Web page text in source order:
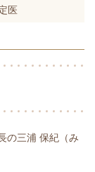
医
の三浦 保紀（み